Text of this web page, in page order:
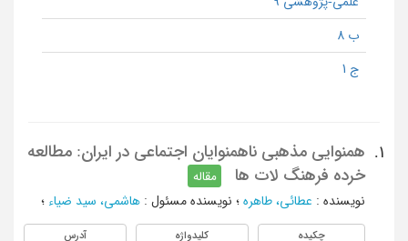
ب 8
ج 1
1.
همنوایی مذهبی ناهمنوایان اجتماعی در ایران: مطالعه
خرده فرهنگ لات ها
مقاله
نویسنده : عطائی، طاهره ؛ نویسنده مسئول : هاشمی، سید ضیاء ؛
چکیده کلیدواژه آدرس